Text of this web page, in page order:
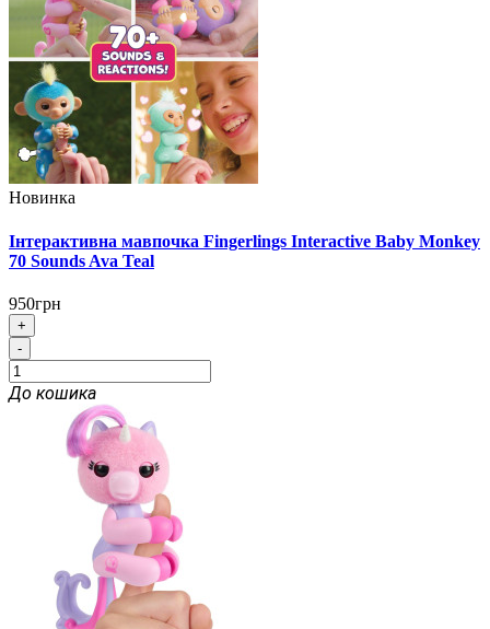
Новинка
Інтерактивна мавпочка Fingerlings Interactive Baby Monkey
70 Sounds Ava Teal
950грн
+
-
До кошика